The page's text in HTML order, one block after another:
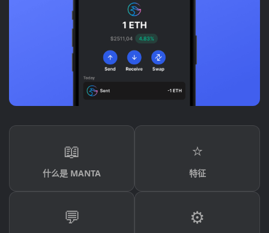
📖
什么是 MANTA
⭐
特征
💬 ⚙️